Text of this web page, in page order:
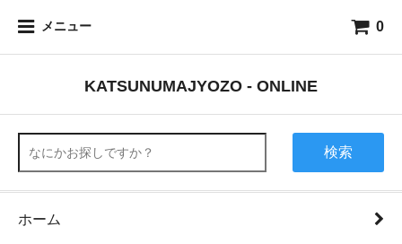
メニュー 0
KATSUNUMAJYOZO - ONLINE
検索
ホーム